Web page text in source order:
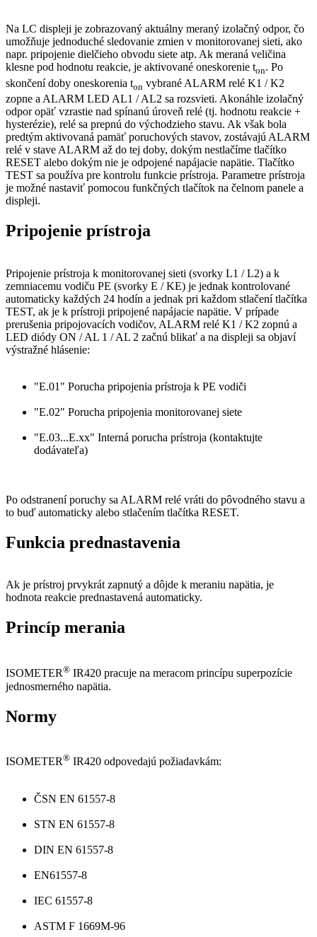
Na LC displeji je zobrazovaný aktuálny meraný izolačný odpor, čo
umožňuje jednoduché sledovanie zmien v monitorovanej sieti, ako
napr. pripojenie dielčieho obvodu siete atp. Ak meraná veličina
klesne pod hodnotu reakcie, je aktivované oneskorenie ton. Po
skončení doby oneskorenia ton vybrané ALARM relé K1 / K2
zopne a ALARM LED AL1 / AL2 sa rozsvieti. Akonáhle izolačný
odpor opäť vzrastie nad spínanú úroveň relé (tj. hodnotu reakcie +
hysterézie), relé sa prepnú do východzieho stavu. Ak však bola
predtým aktivovaná pamäť poruchových stavov, zostávajú ALARM
relé v stave ALARM až do tej doby, dokým nestlačíme tlačítko
RESET alebo dokým nie je odpojené napájacie napätie. Tlačítko
TEST sa používa pre kontrolu funkcie prístroja. Parametre prístroja
je možné nastaviť pomocou funkčných tlačítok na čelnom panele a
displeji.
Pripojenie prístroja
Pripojenie prístroja k monitorovanej sieti (svorky L1 / L2) a k
zemniacemu vodiču PE (svorky E / KE) je jednak kontrolované
automaticky každých 24 hodín a jednak pri každom stlačení tlačítka
TEST, ak je k prístroji pripojené napájacie napätie. V prípade
prerušenia pripojovacích vodičov, ALARM relé K1 / K2 zopnú a
LED diódy ON / AL 1 / AL 2 začnú blikať a na displeji sa objaví
výstražné hlásenie:
"E.01" Porucha pripojenia prístroja k PE vodiči
"E.02" Porucha pripojenia monitorovanej siete
"E.03...E.xx" Interná porucha prístroja (kontaktujte
dodávateľa)
Po odstranení poruchy sa ALARM relé vráti do pôvodného stavu a
to buď automaticky alebo stlačením tlačítka RESET.
Funkcia prednastavenia
Ak je prístroj prvykrát zapnutý a dôjde k meraniu napätia, je
hodnota reakcie prednastavená automaticky.
Princíp merania
ISOMETER® IR420 pracuje na meracom princípu superpozície
jednosmerného napätia.
Normy
ISOMETER® IR420 odpovedajú požiadavkám:
ČSN EN 61557-8
STN EN 61557-8
DIN EN 61557-8
EN61557-8
IEC 61557-8
ASTM F 1669M-96